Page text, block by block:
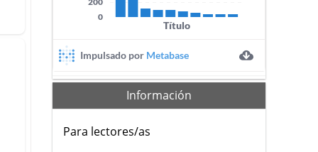
Información
Para lectores/as